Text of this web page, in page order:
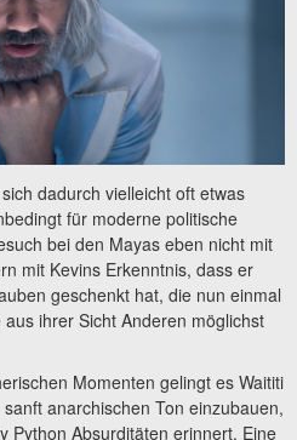
dadurch vielleicht oft etwas
für moderne politische
bei den Mayas eben nicht mit
mit Kevins Erkenntnis, dass er
geschenkt hat, die nun einmal
ihrer Sicht Anderen möglichst
Momenten gelingt es Waititi
anarchischen Ton einzubauen,
Python Absurditäten erinnert. Eine